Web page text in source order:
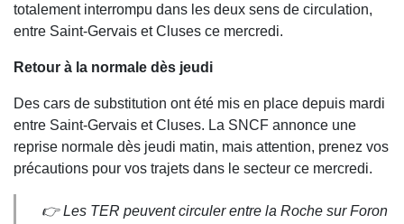
totalement interrompu dans les deux sens de circulation,
entre Saint-Gervais et Cluses ce mercredi.
Retour à la normale dès jeudi
Des cars de substitution ont été mis en place depuis mardi
entre Saint-Gervais et Cluses. La SNCF annonce une
reprise normale dès jeudi matin, mais attention, prenez vos
précautions pour vos trajets dans le secteur ce mercredi.
👉 Les TER peuvent circuler entre la Roche sur Foron